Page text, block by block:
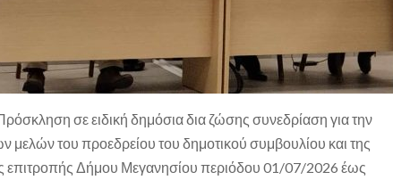
σε ειδική δημόσια δια ζώσης συνεδρίαση για την
μελών του προεδρείου του δημοτικού συμβουλίου και της
επιτροπής Δήμου Μεγανησίου περιόδου 01/07/2026 έως